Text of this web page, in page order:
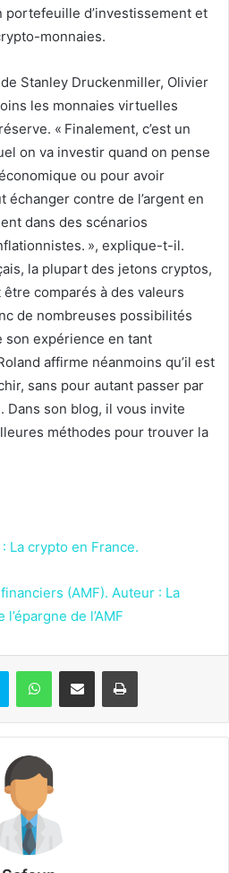
d’investissement et
monnaies.
Stanley Druckenmiller, Olivier
les monnaies virtuelles
« Finalement, c’est un
on va investir quand on pense
ou pour avoir
échanger contre de l’argent en
dans des scénarios
», explique-t-il.
la plupart des jetons cryptos,
comparés à des valeurs
de nombreuses possibilités
son expérience en tant
affirme néanmoins qu’il est
sans pour autant passer par
Dans son blog, il vous invite
méthodes pour trouver la
La crypto en France.
(AMF). Auteur : La
de l’AMF
Skype WhatsAppPartager par email Imprimer